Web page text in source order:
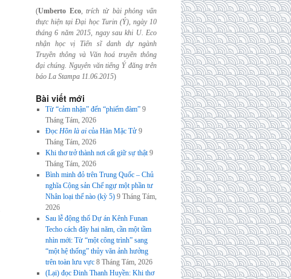
(Umberto Eco,trích từ bài phỏng vấn
thực hiện tại Đại học Turin (Ý), ngày 10
tháng 6 năm 2015, ngay sau khi U. Eco
nhận học vị Tiến sĩ danh dự ngành
Truyền thông và Văn hoá truyền thông
đại chúng. Nguyên văn tiếng Ý đăng trên
báo La Stampa 11.06.2015)
Bài viết mới
Từ “cảm nhận” đến “phiếm đàm” 9
Tháng Tám, 2026
Đọc Hồn là aicủa Hàn Mặc Tử 9
Tháng Tám, 2026
Khi thơ trở thành nơi cất giữ sự thật 9
Tháng Tám, 2026
Bình minh đỏ trên Trung Quốc – Chủ
nghĩa Cộng sản Chế ngự một phần tư
Nhân loại thế nào (kỳ 5) 9 Tháng Tám,
2026
Sau lễ động thổ Dự án Kênh Funan
Techo cách đây hai năm, cần một tầm
nhìn mới: Từ “một công trình” sang
“một hệ thống” thủy văn ảnh hưởng
trên toàn lưu vực 8 Tháng Tám, 2026
(Lại) đọc Đinh Thanh Huyền: Khi thơ